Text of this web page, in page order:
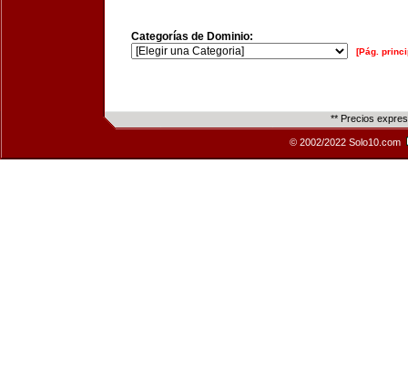
Categorías de Dominio:
[Pág.
** Precios
© 2002/2022 Solo10.com